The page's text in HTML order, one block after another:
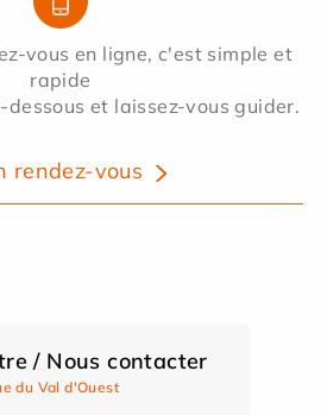
vous en ligne, c'est simple et
rapide
dessous et laissez-vous guider.
rendez-vous
/ Nous contacter
du Val d'Ouest